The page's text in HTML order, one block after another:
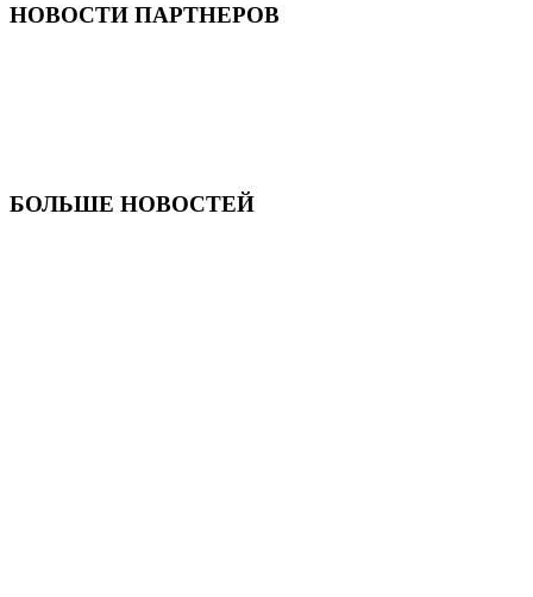
НОВОСТИ ПАРТНЕРОВ
БОЛЬШЕ НОВОСТЕЙ